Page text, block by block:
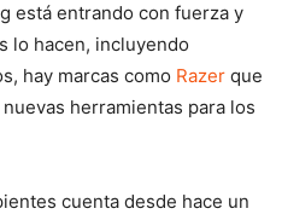
está entrando con fuerza y
lo hacen, incluyendo
hay marcas como Razer que
herramientas para los
cuenta desde hace un